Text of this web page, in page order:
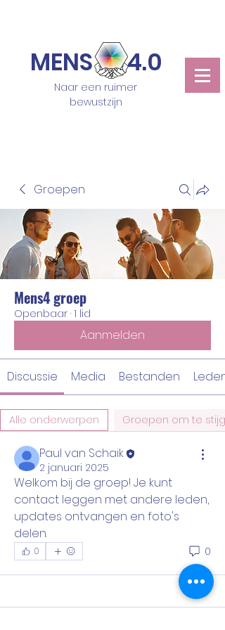
MENS 4.0
Naar een ruimer
bewustzijn
Groepen
Mens4 groep
Openbaar · 1 lid
Aanmelden
Discussie Media Bestanden Leden
Alle onderwerpen Groepen om te
Paul van Schaik
2 januari 2025
Welkom bij de groep! Je kunt
contact leggen met andere leden,
updates ontvangen en foto's
delen.
0 0